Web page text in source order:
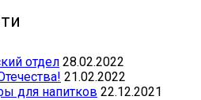
отдел 28.02.2022
21.02.2022
для напитков 22.12.2021